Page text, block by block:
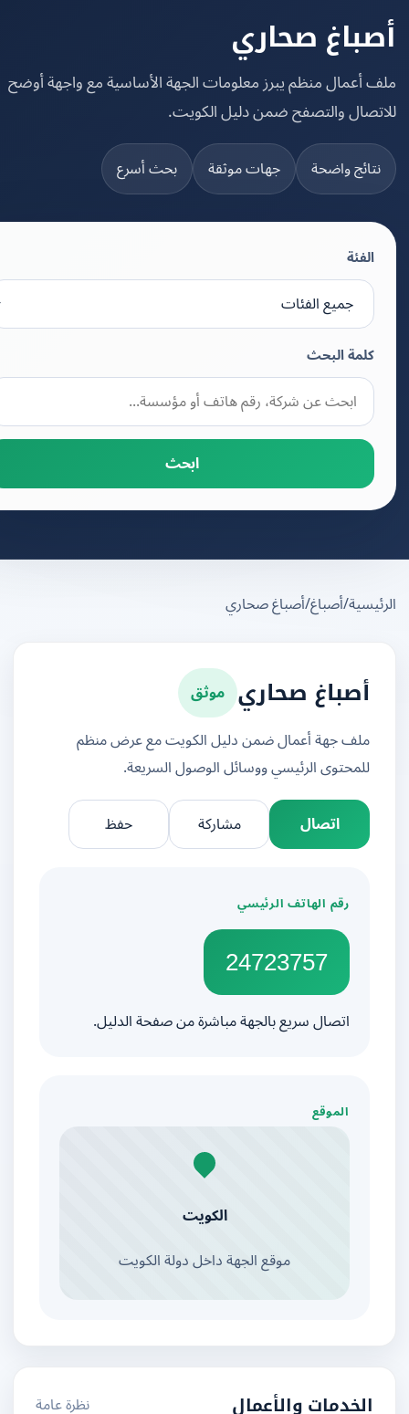
صحاري
منظم يبرز معلومات الجهة الأساسية مع واجهة أوضح
والتصفح ضمن دليل الكويت.
واضحة جهات موثقة بحث أسرع
كلمة البحث
ابحث
/أصباغ/أصباغ صحاري
أصباغ صحاري
موثق
ملف جهة أعمال ضمن دليل الكويت مع عرض منظم
للمحتوى الرئيسي ووسائل الوصول السريعة.
اتصال
مشاركة
رقم الهاتف الرئيسي
24723757
اتصال سريع بالجهة مباشرة من صفحة الدليل.
الموقع
الكويت
موقع الجهة داخل دولة الكويت
الخدمات والأعمال نظرة عامة